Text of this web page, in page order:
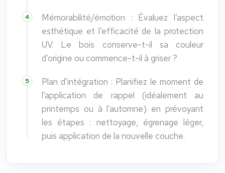
Mémorabilité/émotion : Évaluez l’aspect
esthétique et l’efficacité de la protection
UV. Le bois conserve-t-il sa couleur
d’origine ou commence-t-il à griser ?
Plan d’intégration : Planifiez le moment de
l’application de rappel (idéalement au
printemps ou à l’automne) en prévoyant
les étapes : nettoyage, égrenage léger,
puis application de la nouvelle couche.